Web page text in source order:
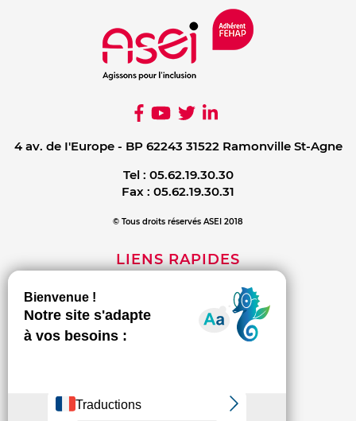
4 av. de I'Europe - BP 62243 31522 Ramonville St-Agne
Tel : 05.62.19.30.30
Fax : 05.62.19.30.31
© Tous droits réservés ASEI 2018
LIENS RAPIDES
Politique de confidentialité
L'association